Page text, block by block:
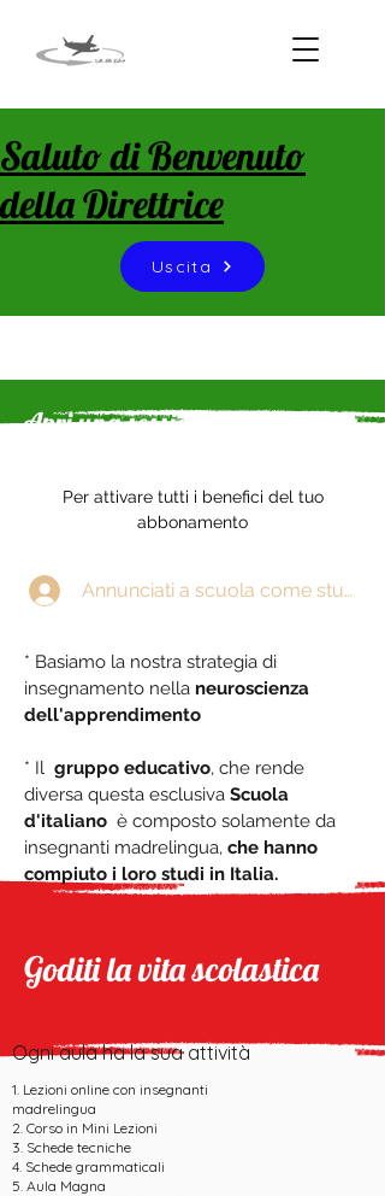
Saluto di Benvenuto
della Direttrice
Uscita
Apri una sessione se sei già
Per attivare tutti i benefici del tuo
abbonamento
Annunciati a scuola come studente
* Basiamo la nostra strategia di
insegnamento nella neuroscienza
dell'apprendimento
* Il gruppo educativo, che rende
diversa questa esclusiva Scuola
d'italiano è composto solamente da
insegnanti madrelingua, che hanno
compiuto i loro studi in Italia.
Goditi la vita scolastica
Ogni aula ha la sua attività
1. Lezioni online con insegnanti
madrelingua
2. Corso in Mini Lezioni
3. Schede tecniche
4. Schede grammaticali
5. Aula Magna